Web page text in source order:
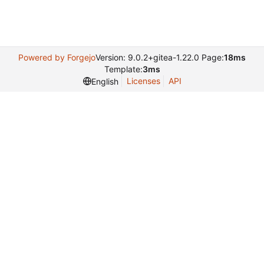
Powered by ForgejoVersion: 9.0.2+gitea-1.22.0 Page:18ms
Template:3ms
English
Licenses API